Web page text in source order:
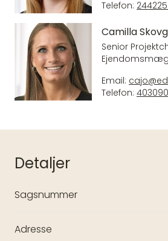
Telefon:
Camilla
Senior
Email:
Telefon:
Detaljer
Sagsnummer
Adresse